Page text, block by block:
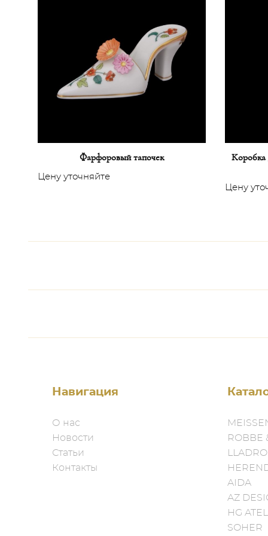
Фарфоровый тапочек
Цену уточняйте
Коробка
Цену
Навигация
О нас
Новости
Статьи
Контакты
ROBBE
LLADRO
AIDA
AZ
HG
SOHER